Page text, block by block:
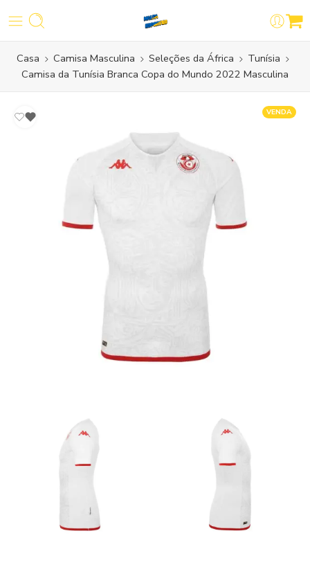
Casa Camisa Masculina Seleções da África
Tunísia
Camisa da Tunísia Branca Copa do Mundo 2022 Masculina
VENDA